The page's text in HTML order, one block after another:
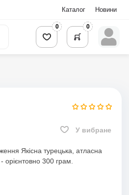
Каталог Новини
0 0
У вибране
Якісна турецька, атласна
300 грам.